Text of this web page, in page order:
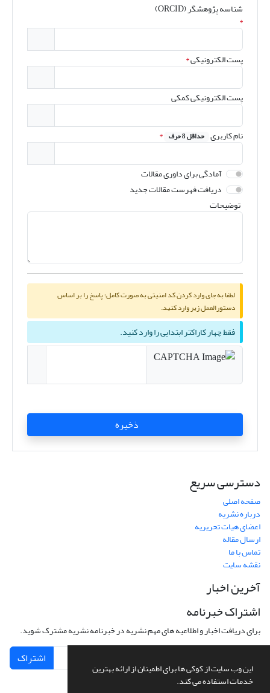
این وب سایت از کوکی ها برای اطمینان از ارائه بهترین
خدمات استفاده می کند.
شناسه پژوهشگر (ORCID)
*
پست الکترونیکی*
پست الکترونیکی کمکی
نام کاربری حداقل 8 حرف *
آمادگی برای داوری مقالات
دریافت فهرست مقالات جدید
توضیحات
لطفا به جای وارد کردن کد امنیتی به صورت کامل؛ پاسخ را بر اساس
دستورالعمل زیر وارد کنید.
فقط چهار کاراکتر ابتدایی را وارد کنید.
ذخیره
دسترسی سریع
صفحه اصلی
درباره نشریه
اعضای هیات تحریریه
ارسال مقاله
تماس با ما
نقشه سایت
آخرین اخبار
اشتراک خبرنامه
برای دریافت اخبار و اطلاعیه های مهم نشریه در خبرنامه نشریه مشترک شوید.
اشتراک